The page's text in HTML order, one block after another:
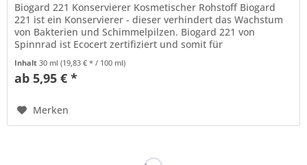
Biogard 221 Konservierer Kosmetischer Rohstoff Biogard
221 ist ein Konservierer - dieser verhindert das Wachstum
von Bakterien und Schimmelpilzen. Biogard 221 von
Spinnrad ist Ecocert zertifiziert und somit für
Inhalt30 ml(19,83 € * / 100 ml)
ab 5,95 € *
Merken